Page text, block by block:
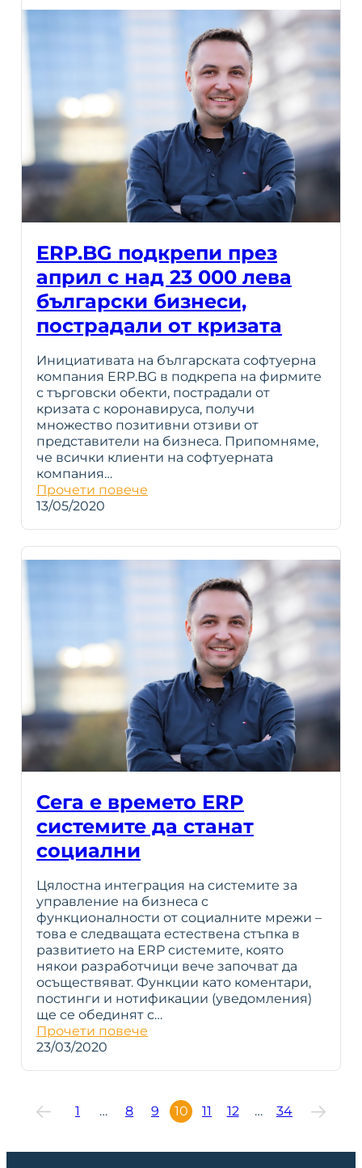
ERP.BG подкрепи през
април с над 23 000 лева
български бизнеси,
пострадали от кризата
Инициативата на българската софтуерна
компания ERP.BG в подкрепа на фирмите
с търговски обекти, пострадали от
кризата с коронавируса, получи
множество позитивни отзиви от
представители на бизнеса. Припомняме,
че всички клиенти на софтуерната
компания…
Прочети повече
13/05/2020
Сега е времето ERP
системите да станат
социални
Цялостна интеграция на системите за
управление на бизнеса с
функционалности от социалните мрежи –
това е следващата естествена стъпка в
развитието на ERP системите, която
някои разработчици вече започват да
осъществяват. Функции като коментари,
постинги и нотификации (уведомления)
ще се обединят с…
Прочети повече
23/03/2020
1 … 8 9 10 11 12 … 34